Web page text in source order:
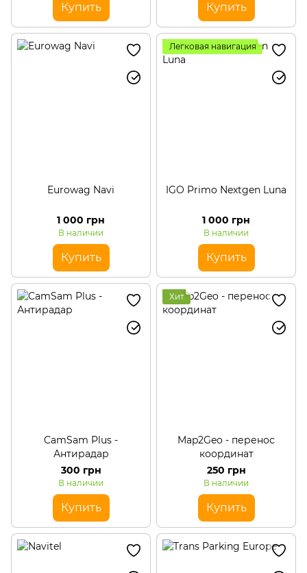
Купить Купить
Eurowag Navi
1 000 грн
В наличии
Купить
Легковая навигация
IGO Primo Nextgen Luna
1 000 грн
В наличии
Купить
CamSam Plus -
Антирадар
300 грн
В наличии
Купить
Хит
Map2Geo - перенос
координат
250 грн
В наличии
Купить